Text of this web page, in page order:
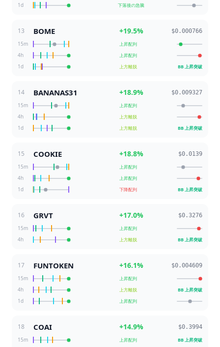
1d 下落後の急騰
13 BOME +19.5%
$0.000766
15m
上昇配列
4h 上昇配列
1d 上方離脱 BB 上昇突破
14 BANANAS31 +18.9%
$0.009327
15m
上昇配列
4h 上方離脱
1d 上方離脱 BB 上昇突破
15 COOKIE +18.8%
$0.0139
15m
上昇配列
4h 上昇配列
1d 下降配列 BB 上昇突破
16 GRVT +17.0%
$0.3276
15m
上昇配列
4h 上方離脱 BB 上昇突破
17 FUNTOKEN +16.1%
$0.004609
15m
上昇配列
4h 上方離脱 BB 上昇突破
1d 上昇配列
18 COAI +14.9%
$0.3994
15m
上昇配列 BB 上昇突破